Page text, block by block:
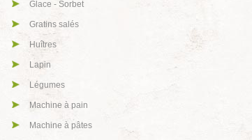
Glace - Sorbet
Gratins salés
Huîtres
Lapin
Légumes
Machine à pain
Machine à pâtes